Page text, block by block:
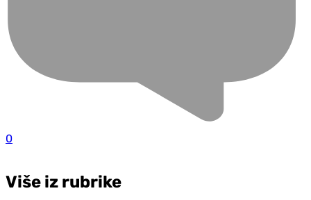
0
Više iz rubrike